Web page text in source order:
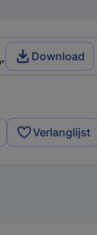
Download
Verlanglijst